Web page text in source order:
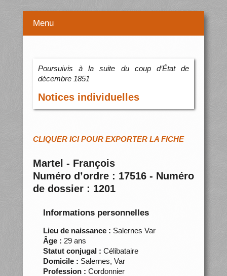
Menu
Poursuivis à la suite du coup d’État de
décembre 1851
Notices individuelles
CLIQUER ICI POUR EXPORTER LA FICHE
Martel - François
Numéro d’ordre : 17516 - Numéro
de dossier : 1201
Informations personnelles
Lieu de naissance : Salernes Var
Âge : 29 ans
Statut conjugal : Célibataire
Domicile : Salernes, Var
Profession : Cordonnier